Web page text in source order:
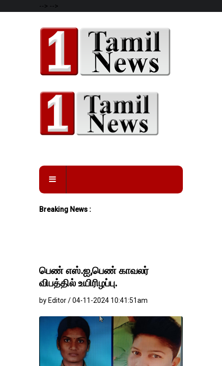
--> -->
Breaking News :
பெண் எஸ்.ஐ,பெண் காவலர்
விபத்தில் உயிரிழப்பு.
by Editor / 04-11-2024 10:41:51am